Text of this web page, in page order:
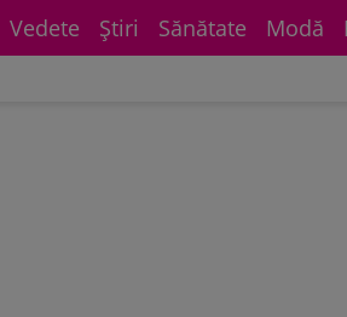
Vedete Știri Sănătate Modă